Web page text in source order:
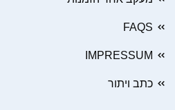
FAQS
IMPRESSUM
כתב ויתור